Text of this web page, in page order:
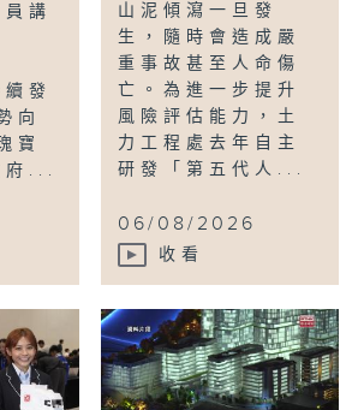
講
發
向
寶
府...
山泥傾瀉一旦發
生，隨時會造成嚴
重事故甚至人命傷
亡。為進一步提升
風險評估能力，土
力工程處去年自主
研發「第五代人...
06/08/2026
收看